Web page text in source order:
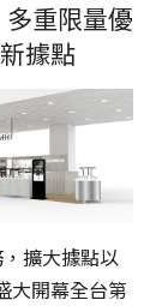
多重限量優
據點
擴大據點以
大開幕全台第